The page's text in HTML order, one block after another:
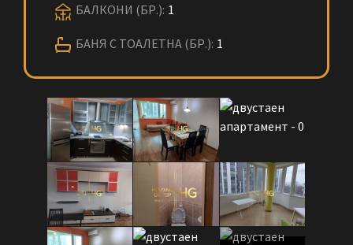
БАЛКОНИ (БР.): 1
БАНЯ С ТОАЛЕТНА (БР.): 1